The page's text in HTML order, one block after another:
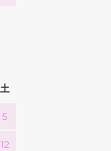
土
5
12